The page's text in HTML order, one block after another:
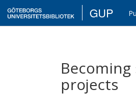
GUP
projects